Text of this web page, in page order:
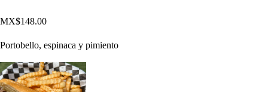
MX$148.00
Portobello, espinaca y pimiento